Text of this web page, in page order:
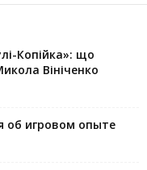
Копійка»: що
Вініченко
об игровом опыте